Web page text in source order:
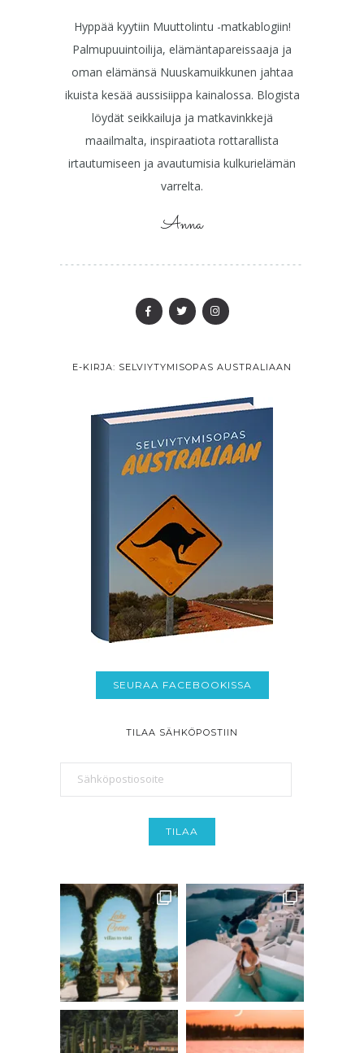
Hyppää kyytiin Muuttolintu -matkablogiin!
Palmupuuintoilija, elämäntapareissaaja ja
oman elämänsä Nuuskamuikkunen jahtaa
ikuista kesää aussisiippa kainalossa. Blogista
löydät seikkailuja ja matkavinkkejä
maailmalta, inspiraatiota rottarallista
irtautumiseen ja avautumisia kulkurielämän
varrelta.
Anna
E-KIRJA: SELVIYTYMISOPAS AUSTRALIAAN
SEURAA FACEBOOKISSA
TILAA SÄHKÖPOSTIIN
Sähköpostiosoite
TILAA